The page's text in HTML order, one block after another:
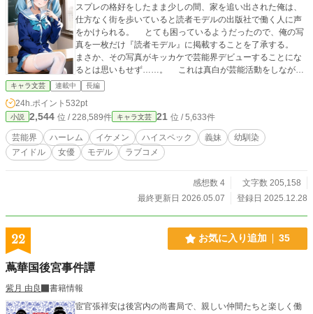
スプレの格好をしたまま少しの間、家を追い出された俺は、
仕方なく街を歩いていると読者モデルの出版社で働く人に声
をかけられる。 とても困っているようだったので、俺の写
真を一枚だけ『読者モデル』に掲載することを了承する。
まさか、その写真がキッカケで芸能界デビューすることにな
るとは思いもせず……。 これは真白が芸能活動をしなが
ら、義妹や幼馴染、アイドル、女優etcからモテモテとなり、
全国の女性たちを魅了するだけのお話し。
キャラ文芸 連載中 長編
24h.ポイント 532pt
小説 2,544 位 / 228,589件 キャラ文芸 21 位 / 5,633件
芸能界 ハーレム イケメン ハイスペック 義妹
幼馴染
アイドル
女優 モデル ラブコメ
感想数 4
文字数 205,158
最終更新日 2026.05.07
登録日 2025.12.28
22 お気に入り追加 35
蔦華国後宮事件譚
紫月 由良
書籍情報
宦官張祥安は後宮内の尚書局で、親しい仲間たちと楽しく働